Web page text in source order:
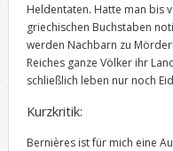
Heldentaten. Hatte man bis
griechischen Buchstaben
werden Nachbarn zu
Reiches ganze Völker ihr
schließlich leben nur noch
Kurzkritik:
Bernières ist für mich eine